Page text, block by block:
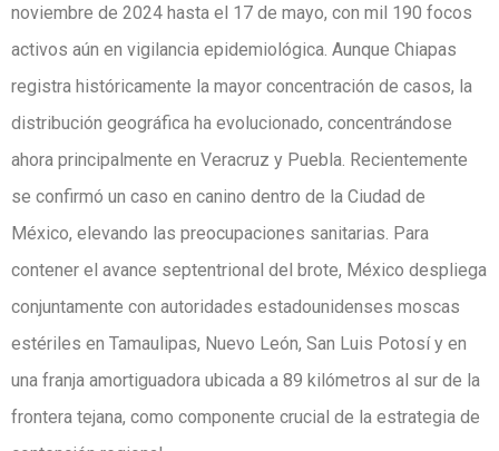
noviembre de 2024 hasta el 17 de mayo, con mil 190 focos
activos aún en vigilancia epidemiológica. Aunque Chiapas
registra históricamente la mayor concentración de casos, la
distribución geográfica ha evolucionado, concentrándose
ahora principalmente en Veracruz y Puebla. Recientemente
se confirmó un caso en canino dentro de la Ciudad de
México, elevando las preocupaciones sanitarias. Para
contener el avance septentrional del brote, México despliega
conjuntamente con autoridades estadounidenses moscas
estériles en Tamaulipas, Nuevo León, San Luis Potosí y en
una franja amortiguadora ubicada a 89 kilómetros al sur de la
frontera tejana, como componente crucial de la estrategia de